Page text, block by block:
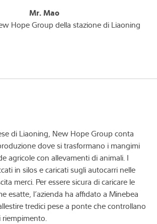
Mr. Mao
Hope Group della stazione di Liaoning
di Liaoning, New Hope Group conta
dove si trasformano i mangimi
agricole con allevamenti di animali. I
in silos e caricati sugli autocarri nelle
merci. Per essere sicura di caricare le
esatte, l’azienda ha affidato a Minebea
tredici pese a ponte che controllano
riempimento.